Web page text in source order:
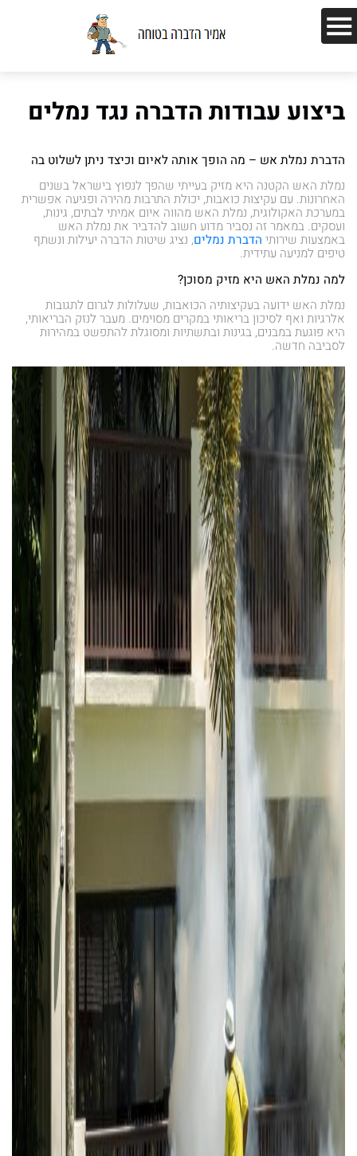
ביצוע עבודות הדברה נגד נמלים
הדברת נמלת אש – מה הופך אותה לאיום וכיצד ניתן לשלוט בה
נמלת האש הקטנה היא מזיק בעייתי שהפך לנפוץ בישראל בשנים
האחרונות. עם עקיצות כואבות, יכולת התרבות מהירה ופגיעה אפשרית
במערכת האקולוגית, נמלת האש מהווה איום אמיתי לבתים, גינות,
ועסקים. במאמר זה נסביר מדוע חשוב להדביר את נמלת האש
באמצעות שירותי הדברת נמלים, נציג שיטות הדברה יעילות ונשתף
טיפים למניעה עתידית.
למה נמלת האש היא מזיק מסוכן?
נמלת האש ידועה בעקיצותיה הכואבות, שעלולות לגרום לתגובות
אלרגיות ואף לסיכון בריאותי במקרים מסוימים. מעבר לנזק הבריאותי,
היא פוגעת במבנים, בגינות ובתשתיות ומסוגלת להתפשט במהירות
לסביבה חדשה.